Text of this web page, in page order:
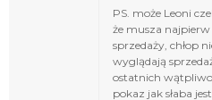
PS. może Leoni
że musza
sprzedaży, chłop
wyglądają
ostatnich
pokaz jak słaba